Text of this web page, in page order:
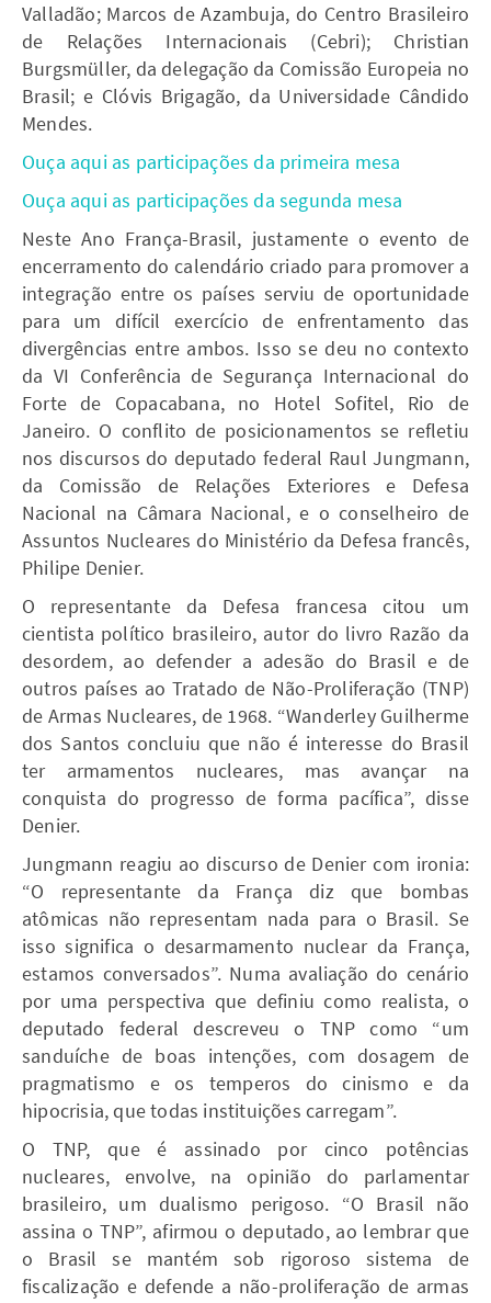
Valladão; Marcos de Azambuja, do Centro Brasileiro
de Relações Internacionais (Cebri); Christian
Burgsmüller, da delegação da Comissão Europeia no
Brasil; e Clóvis Brigagão, da Universidade Cândido
Mendes.
Ouça aqui as participações da primeira mesa
Ouça aqui as participações da segunda mesa
Neste Ano França-Brasil, justamente o evento de
encerramento do calendário criado para promover a
integração entre os países serviu de oportunidade
para um difícil exercício de enfrentamento das
divergências entre ambos. Isso se deu no contexto
da VI Conferência de Segurança Internacional do
Forte de Copacabana, no Hotel Sofitel, Rio de
Janeiro. O conflito de posicionamentos se refletiu
nos discursos do deputado federal Raul Jungmann,
da Comissão de Relações Exteriores e Defesa
Nacional na Câmara Nacional, e o conselheiro de
Assuntos Nucleares do Ministério da Defesa francês,
Philipe Denier.
O representante da Defesa francesa citou um
cientista político brasileiro, autor do livro Razão da
desordem, ao defender a adesão do Brasil e de
outros países ao Tratado de Não-Proliferação (TNP)
de Armas Nucleares, de 1968. “Wanderley Guilherme
dos Santos concluiu que não é interesse do Brasil
ter armamentos nucleares, mas avançar na
conquista do progresso de forma pacífica”, disse
Denier.
Jungmann reagiu ao discurso de Denier com ironia:
“O representante da França diz que bombas
atômicas não representam nada para o Brasil. Se
isso significa o desarmamento nuclear da França,
estamos conversados”. Numa avaliação do cenário
por uma perspectiva que definiu como realista, o
deputado federal descreveu o TNP como “um
sanduíche de boas intenções, com dosagem de
pragmatismo e os temperos do cinismo e da
hipocrisia, que todas instituições carregam”.
O TNP, que é assinado por cinco potências
nucleares, envolve, na opinião do parlamentar
brasileiro, um dualismo perigoso. “O Brasil não
assina o TNP”, afirmou o deputado, ao lembrar que
o Brasil se mantém sob rigoroso sistema de
fiscalização e defende a não-proliferação de armas